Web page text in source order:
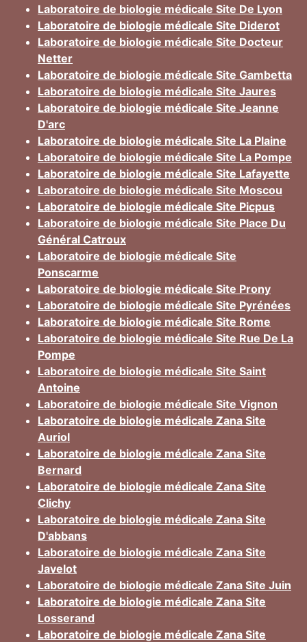
Laboratoire de biologie médicale Site De Lyon
Laboratoire de biologie médicale Site Diderot
Laboratoire de biologie médicale Site Docteur
Netter
Laboratoire de biologie médicale Site Gambetta
Laboratoire de biologie médicale Site Jaures
Laboratoire de biologie médicale Site Jeanne
D'arc
Laboratoire de biologie médicale Site La Plaine
Laboratoire de biologie médicale Site La Pompe
Laboratoire de biologie médicale Site Lafayette
Laboratoire de biologie médicale Site Moscou
Laboratoire de biologie médicale Site Picpus
Laboratoire de biologie médicale Site Place Du
Général Catroux
Laboratoire de biologie médicale Site
Ponscarme
Laboratoire de biologie médicale Site Prony
Laboratoire de biologie médicale Site Pyrénées
Laboratoire de biologie médicale Site Rome
Laboratoire de biologie médicale Site Rue De La
Pompe
Laboratoire de biologie médicale Site Saint
Antoine
Laboratoire de biologie médicale Site Vignon
Laboratoire de biologie médicale Zana Site
Auriol
Laboratoire de biologie médicale Zana Site
Bernard
Laboratoire de biologie médicale Zana Site
Clichy
Laboratoire de biologie médicale Zana Site
D'abbans
Laboratoire de biologie médicale Zana Site
Javelot
Laboratoire de biologie médicale Zana Site Juin
Laboratoire de biologie médicale Zana Site
Losserand
Laboratoire de biologie médicale Zana Site